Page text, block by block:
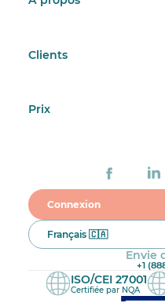
Clients
Prix
Connexion
Français 🇨🇦
Envie
+1
ISO/CEI 27001
Certifiée par NQA